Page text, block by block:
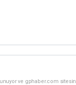
ve gphaber.com